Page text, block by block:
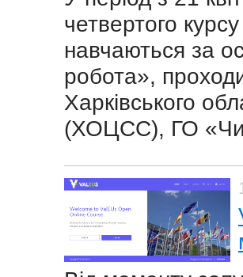
четвертого
навчаються за
робота»,
Харківського
(ХОЦСС), ГО